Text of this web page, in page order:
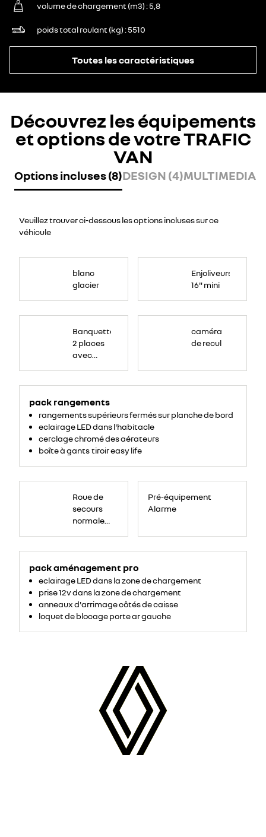
volume de chargement (m3) 5,8
poids total roulant (kg) 5510
Toutes les caractéristiques
Découvrez les équipements
et options de votre TRAFIC
VAN
Options incluses (8)DESIGN (4)MULTIMEDIA
Veuillez trouver ci-dessous les options incluses sur ce
véhicule
blanc
glacier
Enjoliveurs
16" mini
rangement
ordinateur
écritoire,
rangement
litres
sous
assise.
Banquette
2 places
avec
tablette
écritoire
et assise
relevable
pack rangements
rangements supérieurs fermés sur planche de bord
eclairage LED dans l'habitacle
cerclage chromé des aérateurs
boîte à gants tiroir easy life
caméra
de recul
Roue de
secours
normale
Pré-équipement
Alarme
pack aménagement pro
eclairage LED dans la zone de chargement
prise 12v dans la zone de chargement
anneaux d'arrimage côtés de caisse
loquet de blocage porte ar gauche